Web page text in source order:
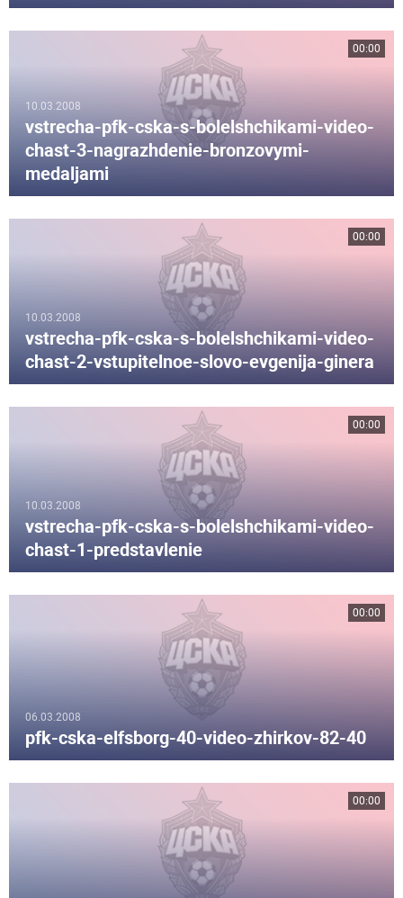
10.03.2008
vstrecha-pfk-cska-s-bolelshchikami-video-
chast-3-nagrazhdenie-bronzovymi-
medaljami
00:00
10.03.2008
vstrecha-pfk-cska-s-bolelshchikami-video-
chast-2-vstupitelnoe-slovo-evgenija-ginera
00:00
10.03.2008
vstrecha-pfk-cska-s-bolelshchikami-video-
chast-1-predstavlenie
00:00
06.03.2008
pfk-cska-elfsborg-40-video-zhirkov-82-40
00:00
00:00